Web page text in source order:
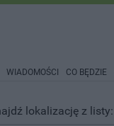
WIADOMOŚCI CO BĘDZIE
lokalizację z listy: